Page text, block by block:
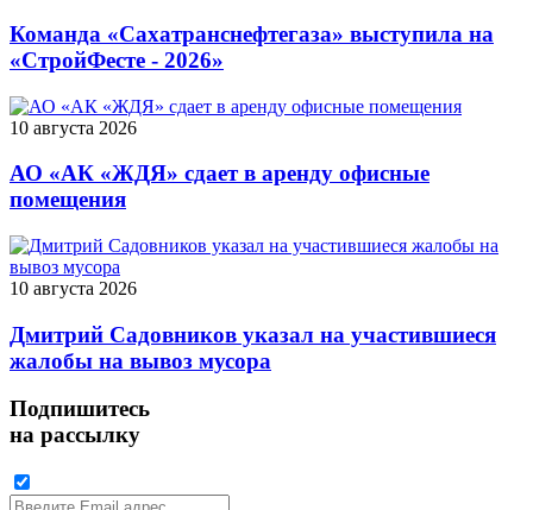
Команда «Сахатранснефтегаза» выступила на
«СтройФесте - 2026»
10 августа 2026
АО «АК «ЖДЯ» сдает в аренду офисные
помещения
10 августа 2026
Дмитрий Садовников указал на участившиеся
жалобы на вывоз мусора
Подпишитесь
на рассылку